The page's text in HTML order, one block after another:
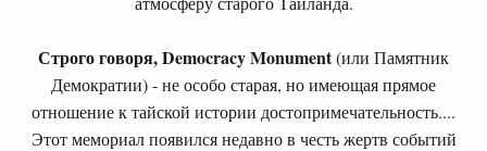
Строго говоря, Democracy Monument(или Памятник
Демократии) - не особо старая, но имеющая прямое
отношение к тайской истории достопримечательность....
Этот мемориал появился недавно в честь жертв событий